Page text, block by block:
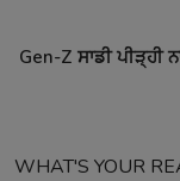
Gen-Z ਸਾਡੀ ਪੀੜ੍ਹੀ
WHAT'S YOUR